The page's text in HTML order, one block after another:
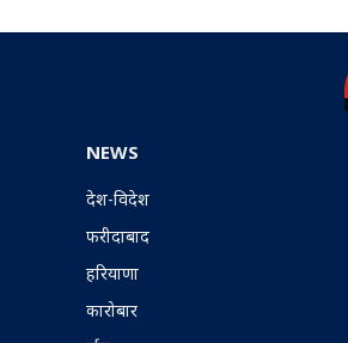
NEWS
देश-विदेश
फरीदाबाद
हरियाणा
कारोबार